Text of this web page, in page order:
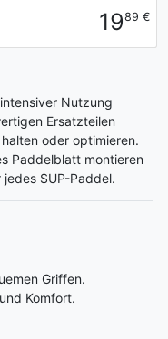
1989 €
Nutzung
Ersatzteilen
oder optimieren.
Paddelblatt montieren
SUP-Paddel.
Griffen.
Komfort.